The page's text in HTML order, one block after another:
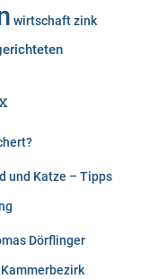
wirtschaftzink
und Katze – Tipps
Dörflinger